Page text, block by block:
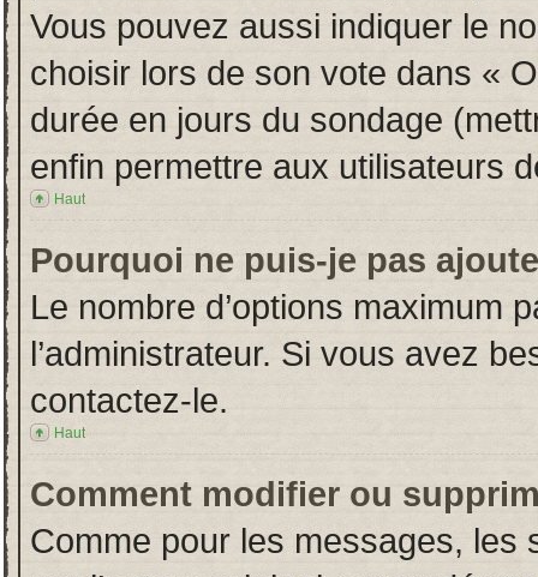
Vous pouvez aussi indiquer le
choisir lors de son vote dans «
durée en jours du sondage
enfin permettre aux utilisateurs
Haut
Pourquoi ne puis-je pas
Le nombre d’options maximum
l’administrateur. Si vous avez
contactez-le.
Haut
Comment modifier ou
Comme pour les messages, les